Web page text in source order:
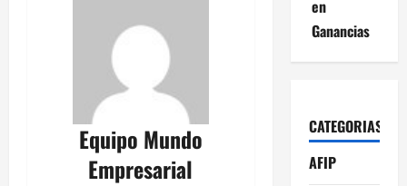
Equipo Mundo
Empresarial
en
Ganancias
CATEGORIAS
AFIP